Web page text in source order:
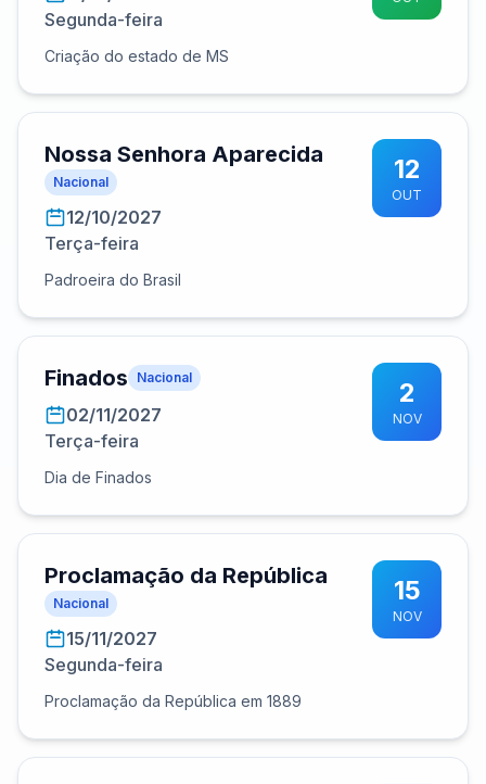
Segunda-feira
Criação do estado de MS
Nossa Senhora Aparecida
Nacional
12/10/2027
Terça-feira
Padroeira do Brasil
12
OUT
Finados Nacional
02/11/2027
Terça-feira
Dia de Finados
2
NOV
Proclamação da República
Nacional
15/11/2027
Segunda-feira
Proclamação da República em 1889
15
NOV